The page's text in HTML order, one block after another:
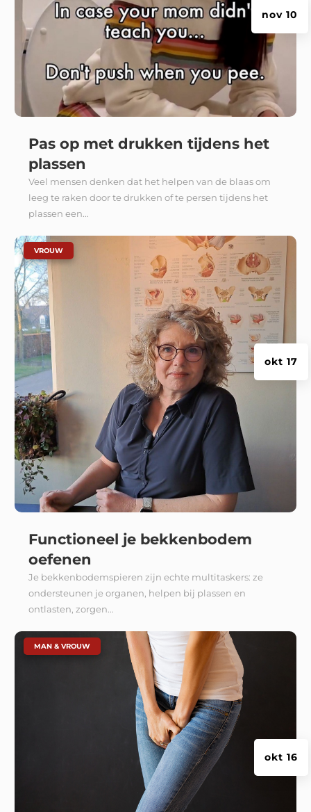
Pas op met drukken tijdens het
plassen
nov 10
Veel mensen denken dat het helpen van de blaas om
leeg te raken door te drukken of te persen tijdens het
plassen een...
Functioneel je bekkenbodem
oefenen
okt 17
VROUW
Je bekkenbodemspieren zijn echte multitaskers: ze
ondersteunen je organen, helpen bij plassen en
ontlasten, zorgen...
okt 16
MAN & VROUW